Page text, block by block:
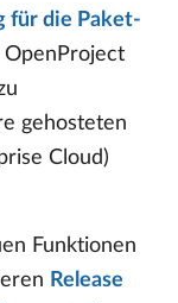
für die Paket-
OpenProject
gehosteten
Cloud)
Funktionen
Release